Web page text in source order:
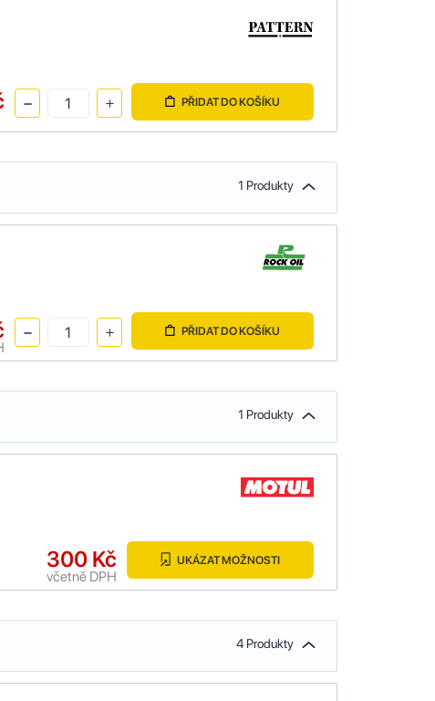
PŘIDAT DO KOŠÍKU
1 Produkty
PŘIDAT DO KOŠÍKU
1 Produkty
300 Kč
včetně DPH
UKÁZAT MOŽNOSTI
4 Produkty